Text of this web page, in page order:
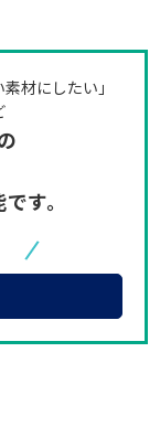
材にしたい」
す。